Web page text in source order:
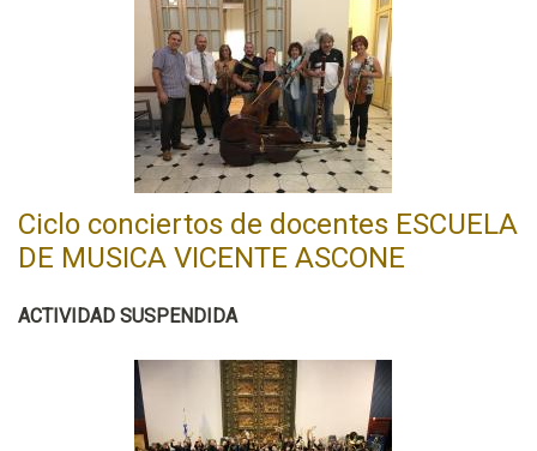
Ciclo conciertos de docentes ESCUELA
DE MUSICA VICENTE ASCONE
ACTIVIDAD SUSPENDIDA